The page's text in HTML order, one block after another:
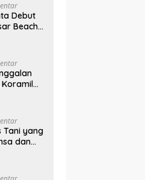
Debut
Beach
Koramil
Tani yang
dan